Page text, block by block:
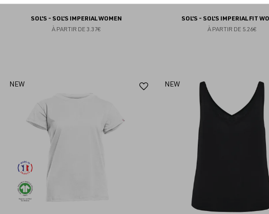
SOL'S - SOL'S IMPERIAL WOMEN
À PARTIR DE 3.37€
SOL'S - SOL'S IMPERIAL FIT
À PARTIR DE 5.26€
Ajouter
favoris
NEW
Ajouter
NEW